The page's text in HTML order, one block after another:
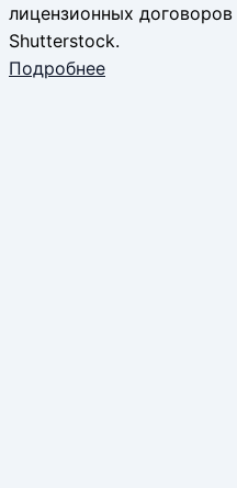
лицензионных договоров
Shutterstock.
Подробнее